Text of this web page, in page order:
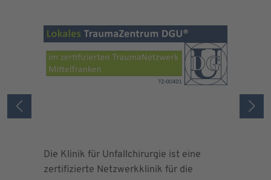
Die Klinik für Unfallchirurgie ist eine
zertifizierte Netzwerkklinik für die